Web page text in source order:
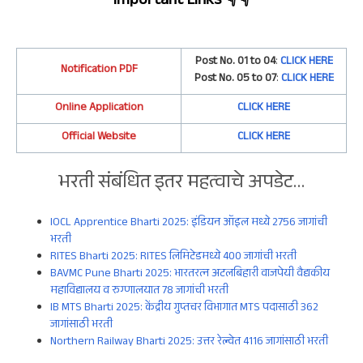
Notification PDF Post No. 01 to 04:CLICK HERE
Post No. 05 to 07:CLICK HERE
Online Application
CLICK HERE
Official Website
CLICK HERE
भरती संबंधित इतर महत्वाचे अपडेट…
IOCL Apprentice Bharti 2025: इंडियन ऑइल मध्ये 2756 जागांची
भरती
RITES Bharti 2025: RITES लिमिटेडमध्ये 400 जागांची भरती
BAVMC Pune Bharti 2025: भारतरत्न अटलबिहारी वाजपेयी वैद्यकीय
महाविद्यालय व रुग्णालयात 78 जागांची भरती
IB MTS Bharti 2025: केंद्रीय गुप्तचर विभागात MTS पदासाठी 362
जागांसाठी भरती
Northern Railway Bharti 2025: उत्तर रेल्वेत 4116 जागांसाठी भरती